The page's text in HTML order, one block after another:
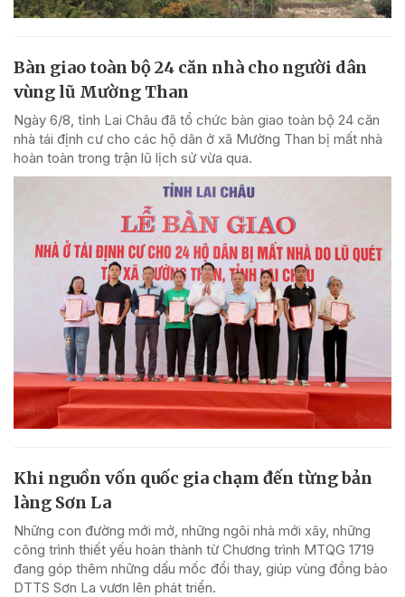
Bàn giao toàn bộ 24 căn nhà cho người dân
vùng lũ Mường Than
Ngày 6/8, tỉnh Lai Châu đã tổ chức bàn giao toàn bộ 24 căn
nhà tái định cư cho các hộ dân ở xã Mường Than bị mất nhà
hoàn toàn trong trận lũ lịch sử vừa qua.
Khi nguồn vốn quốc gia chạm đến từng bản
làng Sơn La
Những con đường mới mở, những ngôi nhà mới xây, những
công trình thiết yếu hoàn thành từ Chương trình MTQG 1719
đang góp thêm những dấu mốc đổi thay, giúp vùng đồng bào
DTTS Sơn La vươn lên phát triển.